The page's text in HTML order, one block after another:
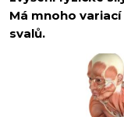
Má mnoho
svalů.